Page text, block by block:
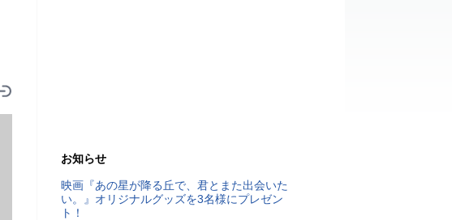
お知らせ
映画『あの星が降る丘で、君とまた出会いた
い。』オリジナルグッズを3名様にプレゼン
ト！